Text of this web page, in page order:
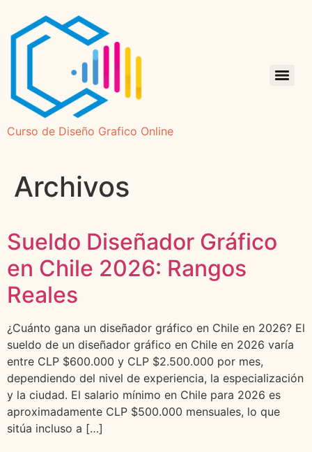
Curso de Diseño Grafico Online
Archivos
Sueldo Diseñador Gráfico
en Chile 2026: Rangos
Reales
¿Cuánto gana un diseñador gráfico en Chile en 2026? El
sueldo de un diseñador gráfico en Chile en 2026 varía
entre CLP $600.000 y CLP $2.500.000 por mes,
dependiendo del nivel de experiencia, la especialización
y la ciudad. El salario mínimo en Chile para 2026 es
aproximadamente CLP $500.000 mensuales, lo que
sitúa incluso a […]